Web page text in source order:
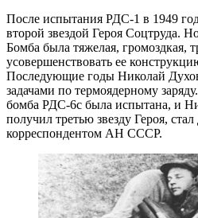
После испытания РДС-1 в 1949
второй звездой Героя Соцтруда.
Бомба была тяжелая, громоздкая,
усовершенствовать ее
Последующие годы Николай
задачами по термоядерному
бомба РДС-6с была испытана, и
получил третью звезду Героя,
корреспондентом АН СССР.